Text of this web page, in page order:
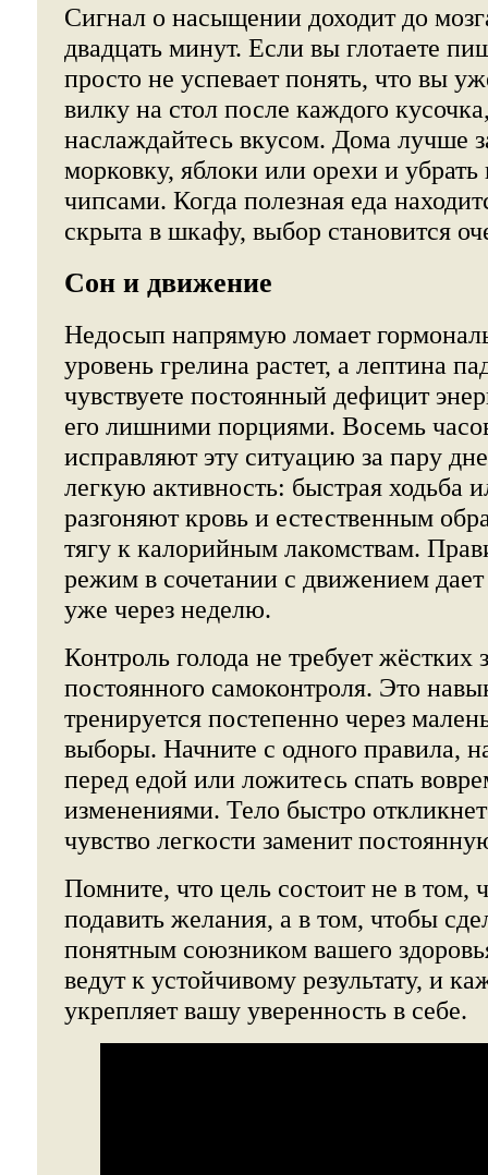
Сигнал о насыщении доходит до
двадцать минут. Если вы глотаете
просто не успевает понять, что вы
вилку на стол после каждого
наслаждайтесь вкусом. Дома лучше
морковку, яблоки или орехи и
чипсами. Когда полезная еда
скрыта в шкафу, выбор становится
Сон и движение
Недосып напрямую ломает
уровень грелина растет, а лептина
чувствуете постоянный дефицит
его лишними порциями. Восемь
исправляют эту ситуацию за пару
легкую активность: быстрая ходьба
разгоняют кровь и естественным
тягу к калорийным лакомствам.
режим в сочетании с движением дает
уже через неделю.
Контроль голода не требует жёстких
постоянного самоконтроля. Это
тренируется постепенно через
выборы. Начните с одного правила,
перед едой или ложитесь спать
изменениями. Тело быстро
чувство легкости заменит
Помните, что цель состоит не в том,
подавить желания, а в том, чтобы
понятным союзником вашего
ведут к устойчивому результату, и
укрепляет вашу уверенность в себе.